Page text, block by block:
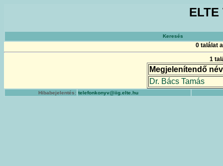
Keresés
0 találat
1
Megjelenítendő név
Dr. Bács Tamás
Hibabejelentés: telefonkonyv@iig.elte.hu